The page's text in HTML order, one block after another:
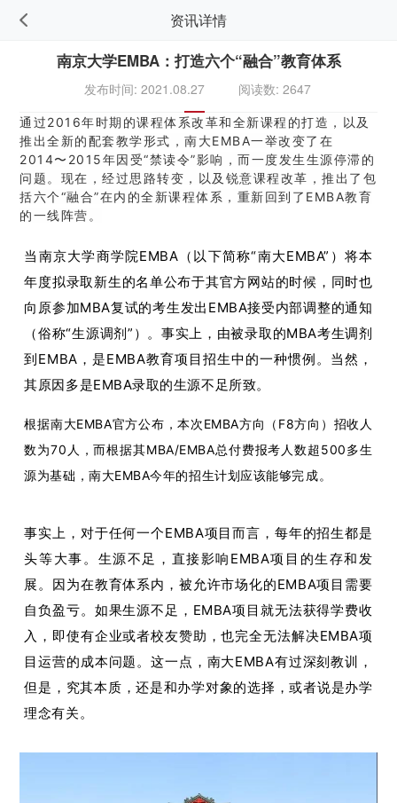
资讯详情
南京大学EMBA：打造六个“融合”教育体系
发布时间: 2021.08.27 阅读数: 2647
通过2016年时期的课程体系改革和全新课程的打造，以及
推出全新的配套教学形式，南大EMBA一举改变了在
2014〜2015年因受“禁读令”影响，而一度发生生源停滞的
问题。现在，经过思路转变，以及锐意课程改革，推出了包
括六个“融合”在内的全新课程体系，重新回到了EMBA教育
的一线阵营。
当南京大学商学院EMBA（以下简称“南大EMBA”）将本
年度拟录取新生的名单公布于其官方网站的时候，同时也
向原参加MBA复试的考生发出EMBA接受内部调整的通知
（俗称“生源调剂”）。事实上，由被录取的MBA考生调剂
到EMBA，是EMBA教育项目招生中的一种惯例。当然，
其原因多是EMBA录取的生源不足所致。
根据南大EMBA官方公布，本次EMBA方向（F8方向）招收人
数为70人，而根据其MBA/EMBA总付费报考人数超500多生
源为基础，南大EMBA今年的招生计划应该能够完成。
事实上，对于任何一个EMBA项目而言，每年的招生都是
头等大事。生源不足，直接影响EMBA项目的生存和发
展。因为在教育体系内，被允许市场化的EMBA项目需要
自负盈亏。如果生源不足，EMBA项目就无法获得学费收
入，即使有企业或者校友赞助，也完全无法解决EMBA项
目运营的成本问题。这一点，南大EMBA有过深刻教训，
但是，究其本质，还是和办学对象的选择，或者说是办学
理念有关。